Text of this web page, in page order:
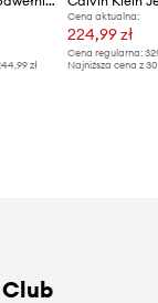
zł
Cena aktualna:
224,99 zł
Cena regularna:
Najniższa cena z